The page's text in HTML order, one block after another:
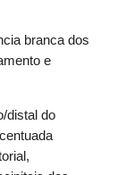
branca dos
e
distal do